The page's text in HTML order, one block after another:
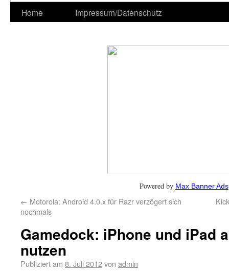
Home Impressum/Datenschutz
Powered by Max Banner Ads
← Motorola: Android 4.0.x für Razr verzögert sich
nochmals
Gamedock: iPhone und iPad
nutzen
Publiziert am 8. Juli 2012von admin